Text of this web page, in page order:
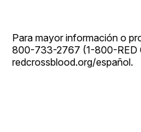
Para mayor información o
800-733-2767 (1-800-RED
redcrossblood.org/español.